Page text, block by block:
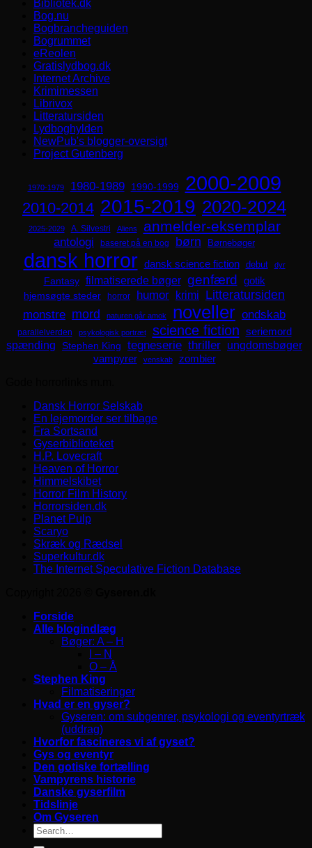
Bibliotek.dk
Bog.nu
Bogbrancheguiden
Bogrummet
eReolen
Gratislydbog.dk
Internet Archive
Krimimessen
Librivox
Litteratursiden
Lydboghylden
NewPub's blogger-oversigt
Project Gutenberg
1970-1979 1980-1989 1990-1999 2000-2009
2010-2014 2015-2019 2020-2024
2025-2029 A. Silvestri Aliens anmelder-eksemplar
antologi baseret på en bog børn Børnebøger
dansk horror dansk science fiction debut dyr
Fantasy filmatiserede bøger genfærd
gotik
hjemsøgte steder
horror humor krimi Litteratursiden
monstre mord naturen går amok noveller ondskab
parallelverden psykologisk portræt science fiction seriemord
spænding Stephen King tegneserie thriller ungdomsbøger
vampyrer venskab
zombier
Dansk Horror Selskab
En lejemorder ser tilbage
Fra Sortsand
Gyserbiblioteket
H.P. Lovecraft
Heaven of Horror
Himmelskibet
Horror Film History
Horrorsiden.dk
Planet Pulp
Scaryo
Skræk og Rædsel
Superkultur.dk
The Internet Speculative Fiction Database
Forside
Alle blogindlæg
Bøger: A – H
I – N
O – Å
Stephen King
Filmatiseringer
Hvad er en gyser?
Gyseren: om subgenrer, psykologi og eventyrtræk
(uddrag)
Hvorfor fascineres vi af gyset?
Gys og eventyr
Den gotiske fortælling
Vampyrens historie
Danske gyserfilm
Tidslinje
Om Gyseren